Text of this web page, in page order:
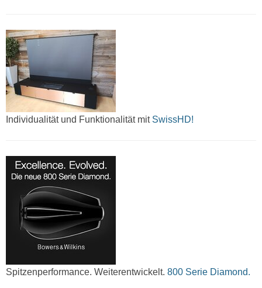
Individualität und Funktionalität mitSwissHD!
Spitzenperformance. Weiterentwickelt. 800 Serie Diamond.